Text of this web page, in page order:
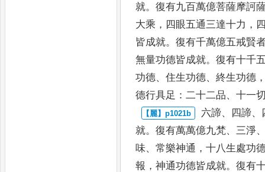
就。 復有九百萬億菩薩摩訶
大乘 ， 四眼五通三達十力 ，
皆成就。 復有千萬億五戒賢
無量功德皆成就。 復有十千
功德、 住生功德、 終生功德 ，
德行具足 ： 二十二品、 十一
六諦、 四諦、
就。 復有萬萬億九梵、 三淨、
味、 常樂神通 ， 十八生處功
報 ， 神通功德皆成就。 復有